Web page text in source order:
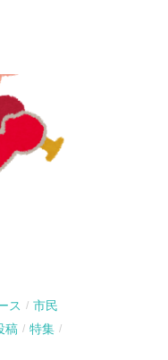
ス / 市民
稿 / 特集 /